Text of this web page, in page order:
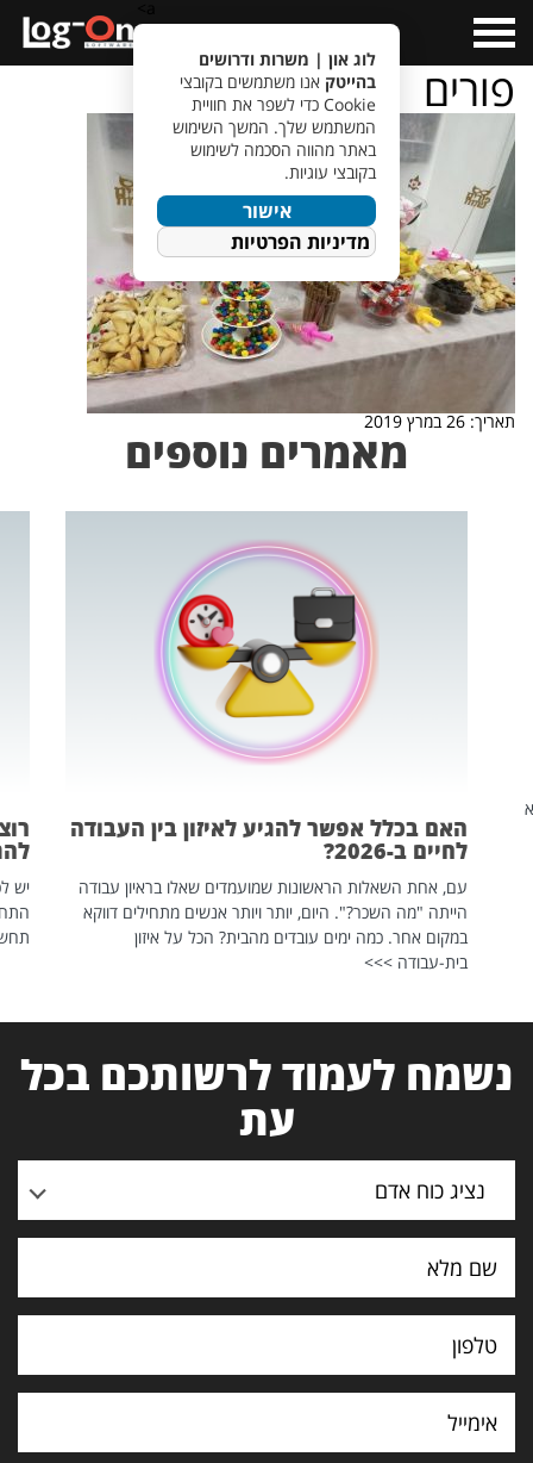
Menu
פורים
תאריך: 26 במרץ 2019
מאמרים נוספים
האם בכלל אפשר להגיע לאיזון בין העבודה
לחיים ב-2026?
עם, אחת השאלות הראשונות שמועמדים שאלו בראיון עבודה
הייתה "מה השכר?". היום, יותר ויותר אנשים מתחילים דווקא
במקום אחר. כמה ימים עובדים מהבית? הכל על איזון
בית-עבודה >>>
יש
נשמח לעמוד לרשותכם בכל
עת
נציג כוח אדם
לוג און | משרות ודרושים
בהייטק אנו משתמשים בקובצי
Cookie כדי לשפר את חוויית
המשתמש שלך. המשך השימוש
באתר מהווה הסכמה לשימוש
בקובצי עוגיות.
אישור
מדיניות הפרטיות